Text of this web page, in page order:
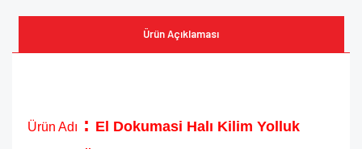
Ürün Açıklaması
Ürün Adı : El Dokumasi Halı Kilim Yolluk